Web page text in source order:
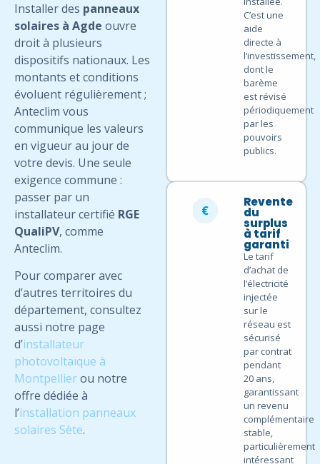
Installer des panneaux
solaires à Agde ouvre
droit à plusieurs
dispositifs nationaux. Les
montants et conditions
évoluent régulièrement ;
Anteclim vous
communique les valeurs
en vigueur au jour de
votre devis. Une seule
exigence commune :
passer par un
installateur certifié RGE
QualiPV, comme
Anteclim.
Pour comparer avec
d’autres territoires du
département, consultez
aussi notre page
d’installateur
photovoltaïque à
Montpellierou notre
offre dédiée à
l’installation panneaux
solaires Sète.
C’est une
aide
directe à
l’investissement,
dont le
barème
est révisé
périodiquement
par les
pouvoirs
publics.
Revente
du
surplus
à tarif
garanti
Le tarif
d’achat de
l’électricité
injectée
sur le
réseau est
sécurisé
par contrat
pendant
20 ans,
garantissant
un revenu
complémentaire
stable,
particulièrement
intéressant